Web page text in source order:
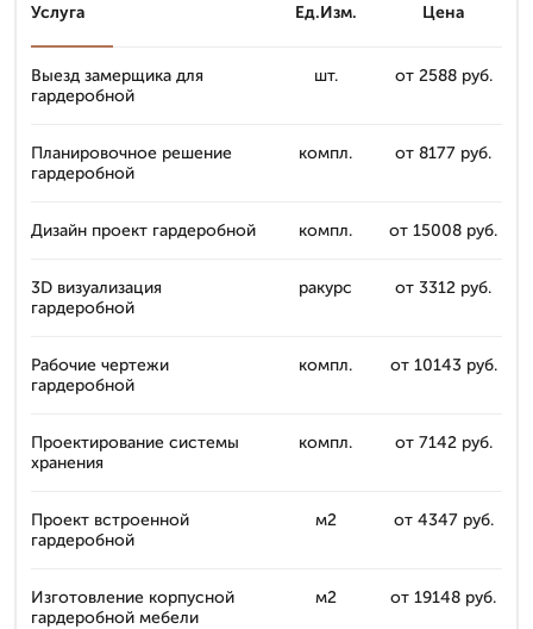
Услуга Ед.Изм. Цена
Выезд замерщика для
гардеробной
шт. от 2588 руб.
Планировочное решение
гардеробной
компл. от 8177 руб.
Дизайн проект гардеробной компл. от 15008 руб.
3D визуализация
гардеробной
ракурс от 3312 руб.
Рабочие чертежи
гардеробной
компл. от 10143 руб.
Проектирование системы
хранения
компл. от 7142 руб.
Проект встроенной
гардеробной
м2 от 4347 руб.
Изготовление корпусной
гардеробной мебели
м2 от 19148 руб.